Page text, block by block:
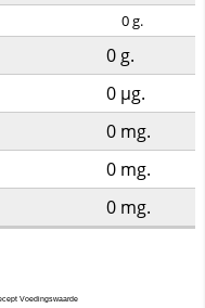
0g.
0 g.
0 µg.
0 mg.
0 mg.
0 mg.